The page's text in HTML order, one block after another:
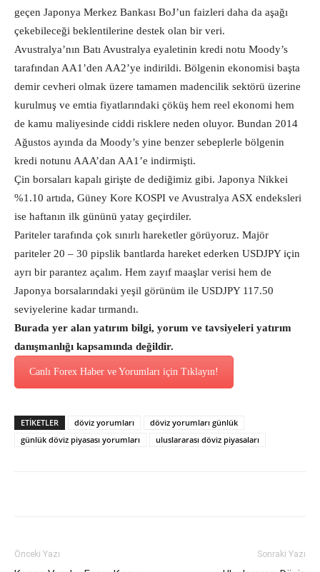
geçen Japonya Merkez Bankası BoJ’un faizleri daha da aşağı
çekebileceği beklentilerine destek olan bir veri.
Avustralya’nın Batı Avustralya eyaletinin kredi notu Moody’s
tarafından AA1’den AA2’ye indirildi. Bölgenin ekonomisi başta
demir cevheri olmak üzere tamamen madencilik sektörü üzerine
kurulmuş ve emtia fiyatlarındaki çöküş hem reel ekonomi hem
de kamu maliyesinde ciddi risklere neden oluyor. Bundan 2014
Ağustos ayında da Moody’s yine benzer sebeplerle bölgenin
kredi notunu AAA’dan AA1’e indirmişti.
Çin borsaları kapalı girişte de dediğimiz gibi. Japonya Nikkei
%1.10 artıda, Güney Kore KOSPI ve Avustralya ASX endeksleri
ise haftanın ilk gününü yatay geçirdiler.
Pariteler tarafında çok sınırlı hareketler görüyoruz. Majör
pariteler 20 – 30 pipslik bantlarda hareket ederken USDJPY için
ayrı bir parantez açalım. Hem zayıf maaşlar verisi hem de
Japonya borsalarındaki yeşil görünüm ile USDJPY 117.50
seviyelerine kadar tırmandı.
Burada yer alan yatırım bilgi, yorum ve tavsiyeleri yatırım
danışmanlığı kapsamında değildir.
Canlı Forex Haber ve Yorumları için Tıklayın!
ETİKETLER döviz yorumları
döviz yorumları günlük
günlük döviz piyasası yorumları
uluslararası döviz piyasaları
Önceki Yazı Sonraki Yazı